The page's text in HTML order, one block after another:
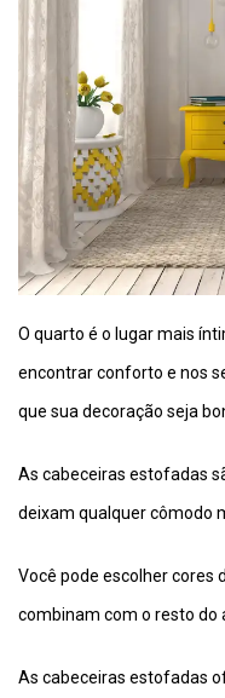
O quarto é o lugar mais
encontrar conforto e nos
que sua decoração seja
As cabeceiras estofadas
deixam qualquer cômodo
Você pode escolher cores
combinam com o resto do
As cabeceiras estofadas